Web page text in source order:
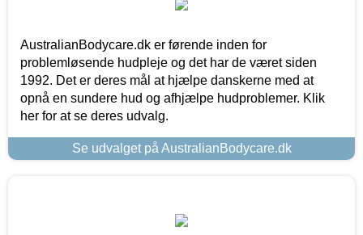
AustralianBodycare.dk er førende inden for
problemløsende hudpleje og det har de været siden
1992. Det er deres mål at hjælpe danskerne med at
opnå en sundere hud og afhjælpe hudproblemer. Klik
her for at se deres udvalg.
Se udvalget på AustralianBodycare.dk